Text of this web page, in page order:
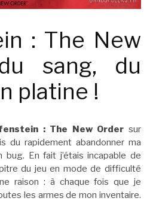
: The New
sang, du
platine !
: The New Order sur
du rapidement abandonner ma
bug. En fait j’étais incapable de
du jeu en mode de difficulté
raison : à chaque fois que je
les armes de mon inventaire.